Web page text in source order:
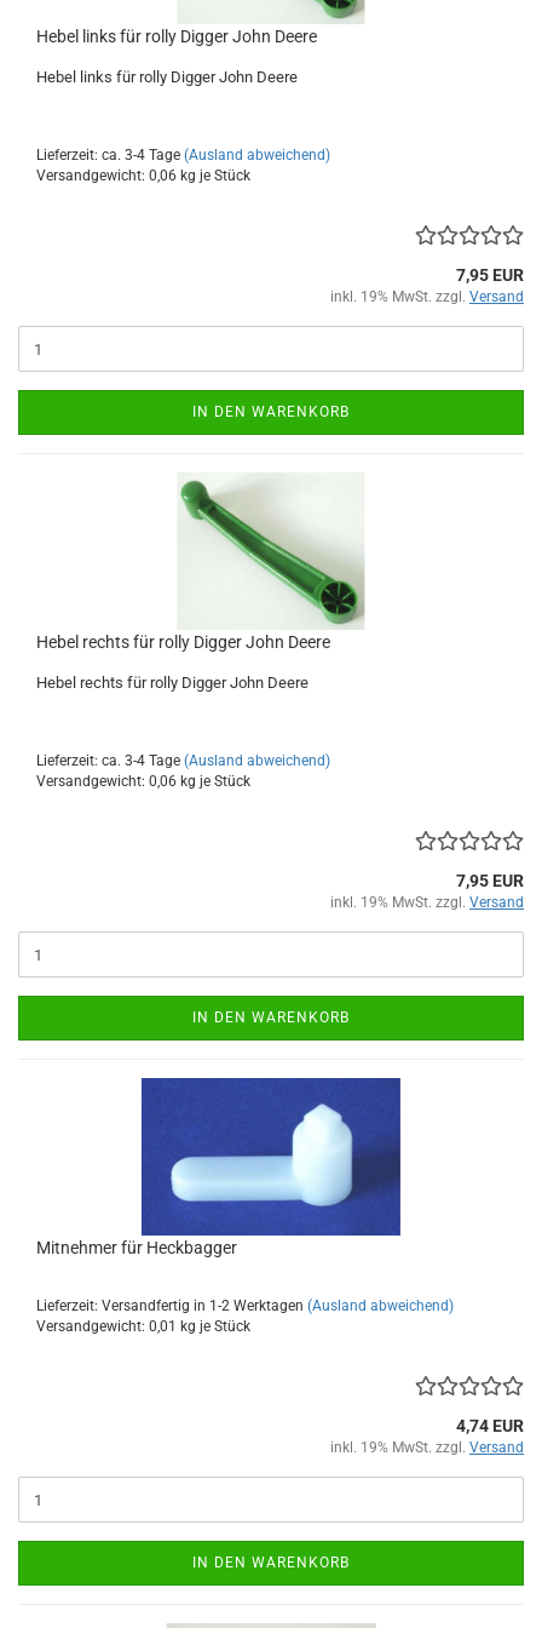
Hebel links für rolly Digger John Deere
Hebel links für rolly Digger John Deere
Lieferzeit: ca. 3-4 Tage (Ausland abweichend)
Versandgewicht: 0,06 kg je Stück
7,95 EUR
inkl. 19% MwSt. zzgl. Versand
IN DEN WARENKORB
Hebel rechts für rolly Digger John Deere
Hebel rechts für rolly Digger John Deere
Lieferzeit: ca. 3-4 Tage (Ausland abweichend)
Versandgewicht: 0,06 kg je Stück
7,95 EUR
inkl. 19% MwSt. zzgl. Versand
IN DEN WARENKORB
Mitnehmer für Heckbagger
Lieferzeit: Versandfertig in 1-2 Werktagen (Ausland abweichend)
Versandgewicht: 0,01 kg je Stück
4,74 EUR
inkl. 19% MwSt. zzgl. Versand
IN DEN WARENKORB